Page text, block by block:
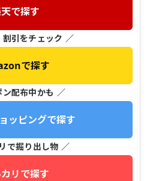
で探す
引をチェック ／
で探す
ン配布中かも ／
ッピングで探す
で掘り出し物 ／
リで探す